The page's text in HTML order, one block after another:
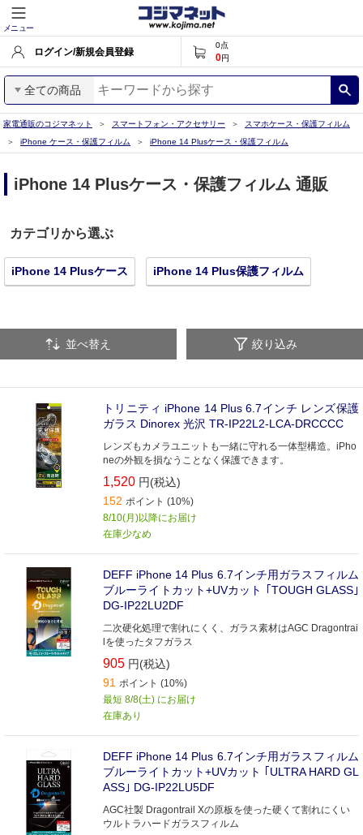
メニュー
ログイン/新規会員登録
0点
0円
全ての商品
家電通販のコジマネット スマートフォン・アクセサリー
スマホケース・保護フィルム
iPhone ケース・保護フィルム
iPhone 14 Plusケース・保護フィルム
iPhone 14 Plusケース・保護フィルム 通販
カテゴリから選ぶ
iPhone 14 Plusケース iPhone 14 Plus保護フィルム
並べ替え 絞り込み
トリニティ iPhone 14 Plus 6.7インチ レンズ保護
ガラス Dinorex 光沢 TR-IP22L2-LCA-DRCCCC
レンズもカメラユニットも一緒に守れる一体型構造。iPho
neの外観を損なうことなく保護できます。
1,520 円(税込)
152 ポイント (10%)
8/10(月)以降にお届け
在庫少なめ
DEFF iPhone 14 Plus 6.7インチ用ガラスフィルム
ブルーライトカット+UVカット ｢TOUGH GLASS｣
DG-IP22LU2DF
二次硬化処理で割れにくく、ガラス素材はAGC Dragontrai
lを使ったタフガラス
905 円(税込)
91 ポイント (10%)
最短 8/8(土) にお届け
在庫あり
DEFF iPhone 14 Plus 6.7インチ用ガラスフィルム
ブルーライトカット+UVカット ｢ULTRA HARD GL
ASS｣ DG-IP22LU5DF
AGC社製 Dragontrail Xの原板を使った硬くて割れにくい
ウルトラハードガラスフィルム